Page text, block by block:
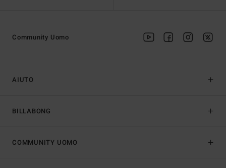
AIUTO
BILLABONG
Community Uomo
COMMUNITY UOMO